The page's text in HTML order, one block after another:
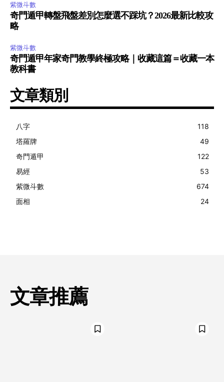
紫微斗數
奇門遁甲轉盤飛盤差別怎麼選不踩坑？2026最新比較攻
略
紫微斗數
奇門遁甲年家奇門教學終極攻略｜收藏這篇＝收藏一本
教科書
文章類別
八字
118
塔羅牌
49
奇門遁甲
122
易經
53
紫微斗數
674
面相
24
文章推薦